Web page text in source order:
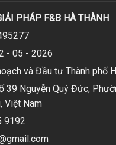
PHÁP F&B HÀ THÀNH
- 05 - 2026
và Đầu tư Thành phố
39 Nguyễn Quý Đức,
Việt Nam
9192